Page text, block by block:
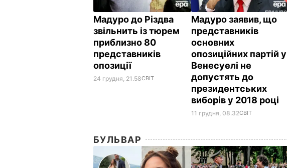
Мадуро до Різдва
звільнить із тюрем
приблизно 80
представників
опозиції
24 грудня, 21.58СВІТ
Мадуро заявив, що
представників
основних
опозиційних партій у
Венесуелі не
допустять до
президентських
виборів у 2018 році
11 грудня, 08.32СВІТ
БУЛЬВАР